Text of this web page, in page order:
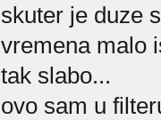
skuter je duze
vremena malo
tak slabo...
ovo sam u